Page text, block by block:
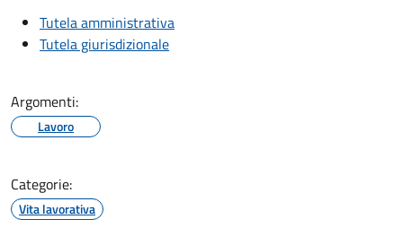
Tutela amministrativa
Tutela giurisdizionale
Argomenti:
Lavoro
Categorie:
Vita lavorativa